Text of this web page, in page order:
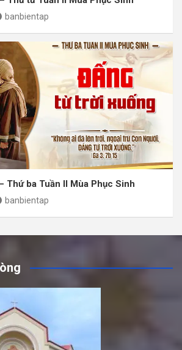
banbientap
Thứ ba Tuần II Mùa Phục Sinh
banbientap